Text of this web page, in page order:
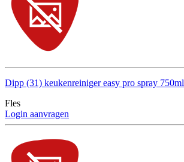
Dipp (31) keukenreiniger easy pro spray 750ml
Fles
Login aanvragen